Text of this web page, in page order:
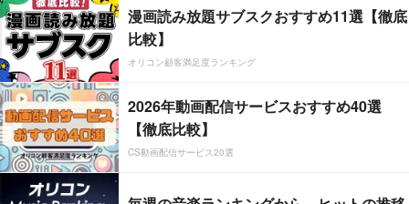
漫画読み放題サブスクおすすめ11選【徹底
比較】
オリコン顧客満足度ランキング
2026年動画配信サービスおすすめ40選
【徹底比較】
CS動画配信サービス20選